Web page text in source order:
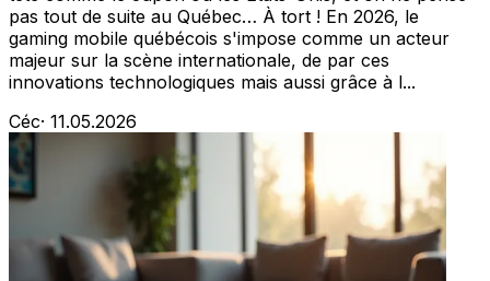
pas tout de suite au Québec… À tort ! En 2026, le
gaming mobile québécois s'impose comme un acteur
majeur sur la scène internationale, de par ces
innovations technologiques mais aussi grâce à l...
Céc· 11.05.2026